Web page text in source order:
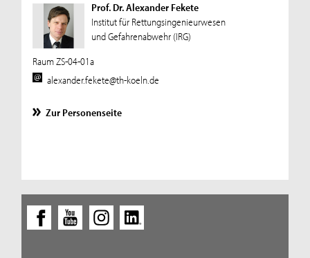
Prof. Dr. Alexander Fekete
Institut für Rettungsingenieurwesen
und Gefahrenabwehr (IRG)
Raum ZS-04-01a
alexander.fekete@th-koeln.de
Zur Personenseite